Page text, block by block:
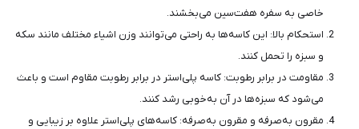
خاصی به سفره هفت‌سین می‌بخشند.
استحکام بالا: این کاسه‌ها به راحتی می‌توانند وزن اشیاء مختلف مانند سکه
و سبزه را تحمل کنند.
مقاومت در برابر رطوبت: کاسه پلی‌استر در برابر رطوبت مقاوم است و باعث
می‌شود که سبزه‌ها در آن به‌خوبی رشد کنند.
مقرون به‌صرفه و مقرون به‌صرفه: کاسه‌های پلی‌استر علاوه بر زیبایی و